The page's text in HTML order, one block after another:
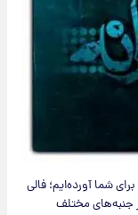
نوشته، فال روزانه پنجشنبه ۲۱ خرداد ۱۴۰۵ را برای شما آورده‌ایم؛ فالی
جنبه‌های مختلف